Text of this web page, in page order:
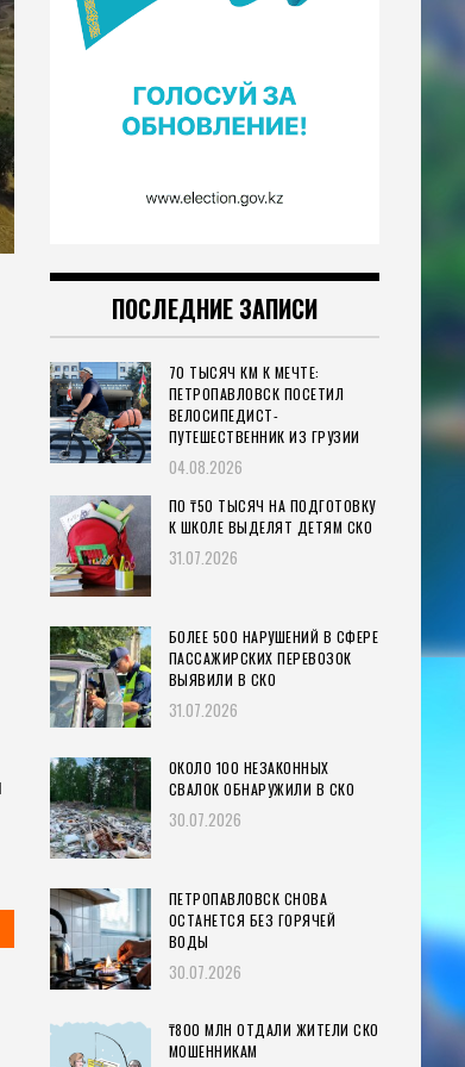
ПОСЛЕДНИЕ ЗАПИСИ
70 ТЫСЯЧ КМ К МЕЧТЕ:
ПЕТРОПАВЛОВСК ПОСЕТИЛ
ВЕЛОСИПЕДИСТ-
ПУТЕШЕСТВЕННИК ИЗ ГРУЗИИ
04.08.2026
ПО ₸50 ТЫСЯЧ НА ПОДГОТОВКУ
К ШКОЛЕ ВЫДЕЛЯТ ДЕТЯМ СКО
31.07.2026
БОЛЕЕ 500 НАРУШЕНИЙ В СФЕРЕ
ПАССАЖИРСКИХ ПЕРЕВОЗОК
ВЫЯВИЛИ В СКО
31.07.2026
ОКОЛО 100 НЕЗАКОННЫХ
СВАЛОК ОБНАРУЖИЛИ В СКО
30.07.2026
ПЕТРОПАВЛОВСК СНОВА
ОСТАНЕТСЯ БЕЗ ГОРЯЧЕЙ
ВОДЫ
30.07.2026
₸800 МЛН ОТДАЛИ ЖИТЕЛИ СКО
МОШЕННИКАМ